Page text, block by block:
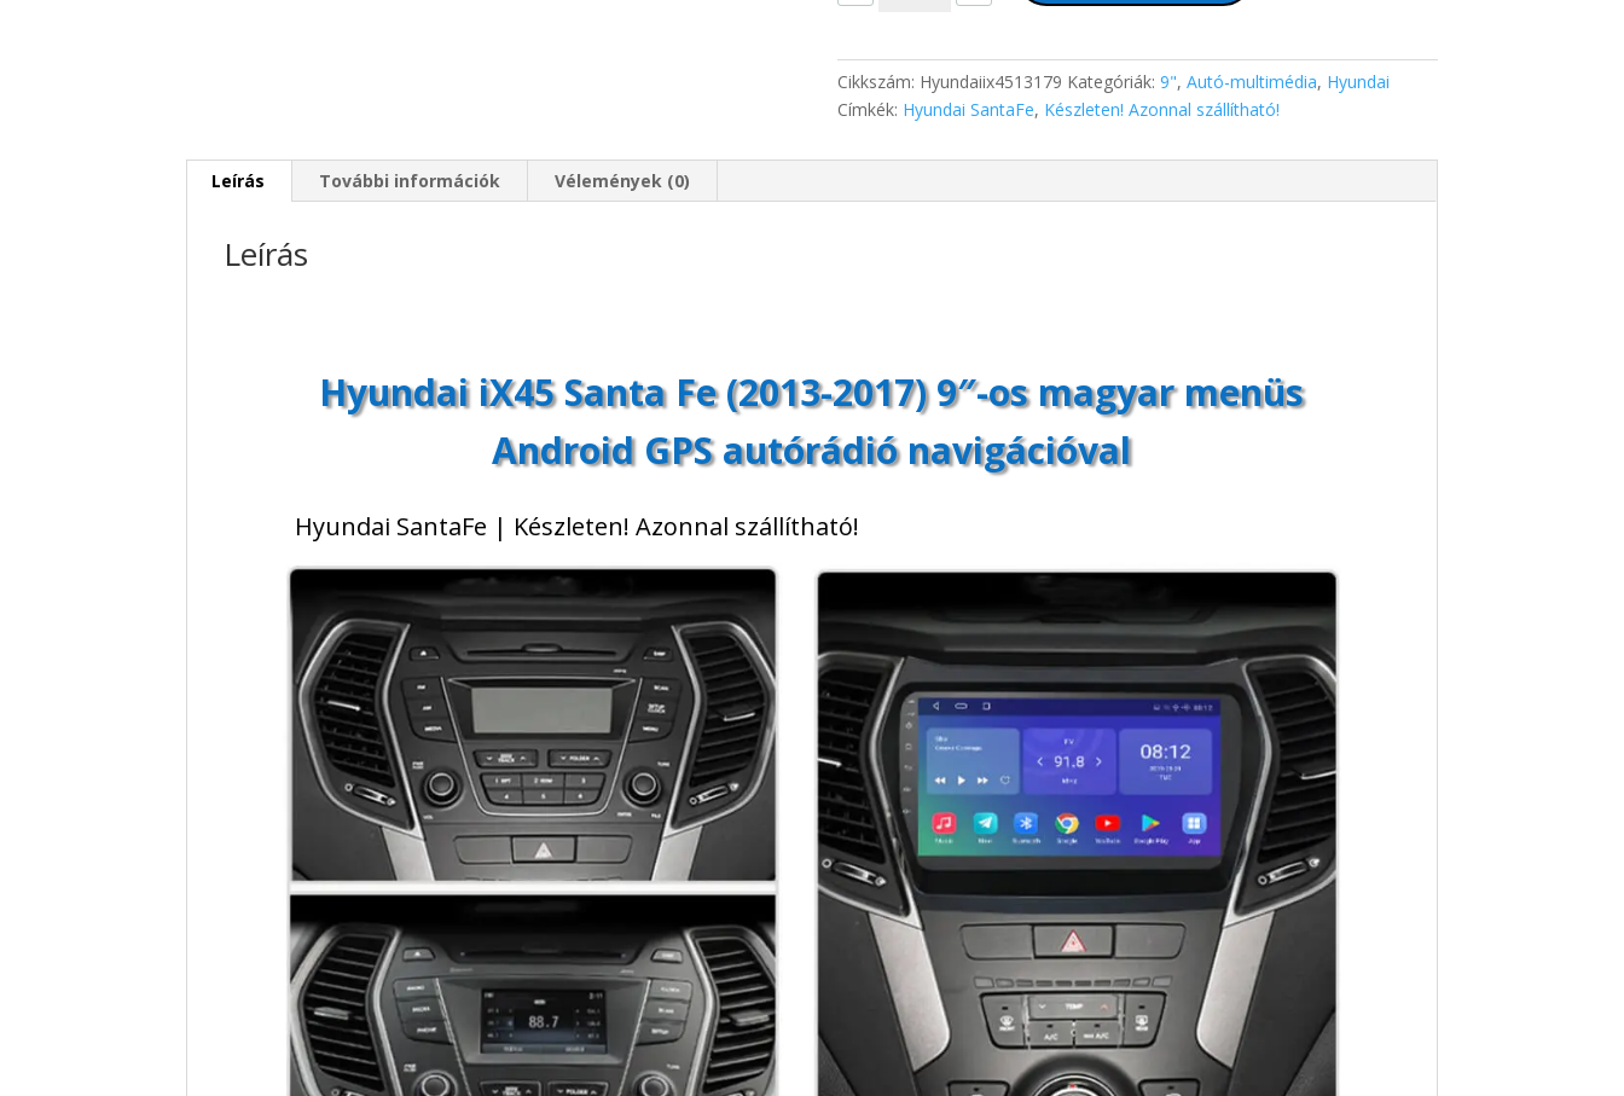
(2013-
2017)
menüs
Cikkszám: Hyundaiix4513179 Kategóriák: 9", Autó-multimédia, Hyundai
Címkék: Hyundai SantaFe, Készleten! Azonnal szállítható!
Leírás További információk Vélemények (0)
Leírás
Hyundai iX45 Santa Fe (2013-2017) 9″-os magyar menüs
Android GPS autórádió navigációval
Hyundai SantaFe | Készleten! Azonnal szállítható!